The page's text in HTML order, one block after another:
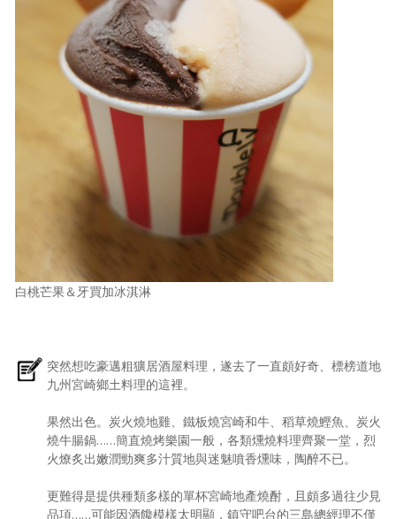
白桃芒果＆牙買加冰淇淋
突然想吃豪邁粗獷居酒屋料理，遂去了一直頗好奇、標榜道地
九州宮崎鄉土料理的這裡。
果然出色。炭火燒地雞、鐵板燒宮崎和牛、稻草燒鰹魚、炭火
燒牛腸鍋……簡直燒烤樂園一般，各類燻燒料理齊聚一堂，烈
火燎炙出嫩潤勁爽多汁質地與迷魅噴香燻味，陶醉不已。
更難得是提供種類多樣的單杯宮崎地產燒酎，且頗多過往少見
品項……可能因酒饞模樣太明顯，鎮守吧台的三島總經理不僅